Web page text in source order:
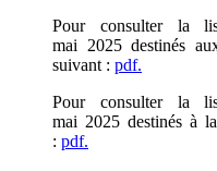
Pour consulter la
mai 2025 destinés
suivant : pdf.
Pour consulter la
mai 2025 destinés à
: pdf.